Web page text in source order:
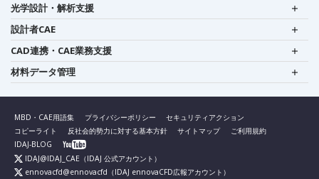
光学設計・解析支援
設計者CAE
CAD連携・CAE業務支援
材料データ管理
MBD・CAE用語集 プライバシーポリシー
セキュリティアクション
コピーライト
反社会的勢力に対する基本方針 サイトマップ
ご利用規約
IDAJ-BLOG
IDAJ@IDAJ_CAE （IDAJ 公式アカウント）
ennovacfd@ennovacfd （IDAJ ennovaCFD広報アカウント）